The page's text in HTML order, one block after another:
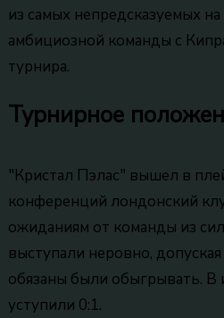
из самых непредсказуемых
амбициозной команды с
турнира.
Турнирное
"Кристал Пэлас" вышел в
конференций лондонский
ожиданиям от команды из
выступали неровно,
обязаны были обыгрывать. В
уступили 0:1.